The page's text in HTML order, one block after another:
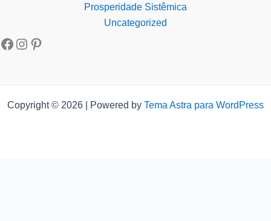
Prosperidade Sistêmica
Uncategorized
Copyright © 2026 | Powered by Tema Astra para WordPress